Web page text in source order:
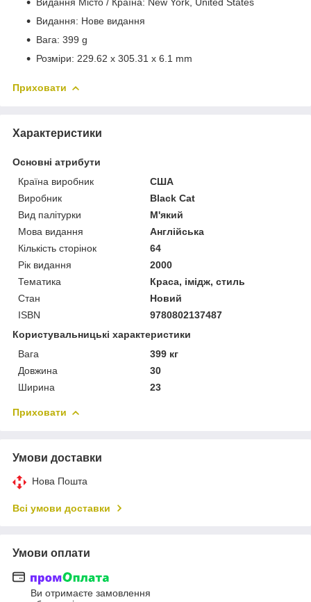
Видання: Нове видання
Вага: 399 g
Розміри: 229.62 x 305.31 x 6.1 mm
Приховати
Характеристики
Основні атрибути
Країна виробник
США
Виробник
Black Cat
Вид палітурки
М'який
Мова видання
Англійська
Кількість сторінок
64
Рік видання
2000
Тематика
Краса, імідж, стиль
Стан
Новий
ISBN
9780802137487
Користувальницькі характеристики
Вага
399 кг
Довжина
30
Ширина
23
Приховати
Умови доставки
Нова Пошта
Всі умови доставки
Умови оплати
Ви отримаєте замовлення